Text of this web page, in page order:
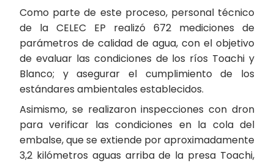
Como parte de este proceso, personal técnico
de la CELEC EP realizó 672 mediciones de
parámetros de calidad de agua, con el objetivo
de evaluar las condiciones de los ríos Toachi y
Blanco; y asegurar el cumplimiento de los
estándares ambientales establecidos.
Asimismo, se realizaron inspecciones con dron
para verificar las condiciones en la cola del
embalse, que se extiende por aproximadamente
3,2 kilómetros aguas arriba de la presa Toachi,